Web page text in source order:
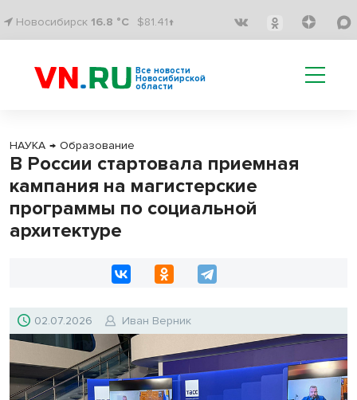
Новосибирск 16.8 °C $81.41↑
Все новости
Новосибирской
области
НАУКА → Образование
В России стартовала приемная
кампания на магистерские
программы по социальной
архитектуре
02.07.2026 Иван Верник